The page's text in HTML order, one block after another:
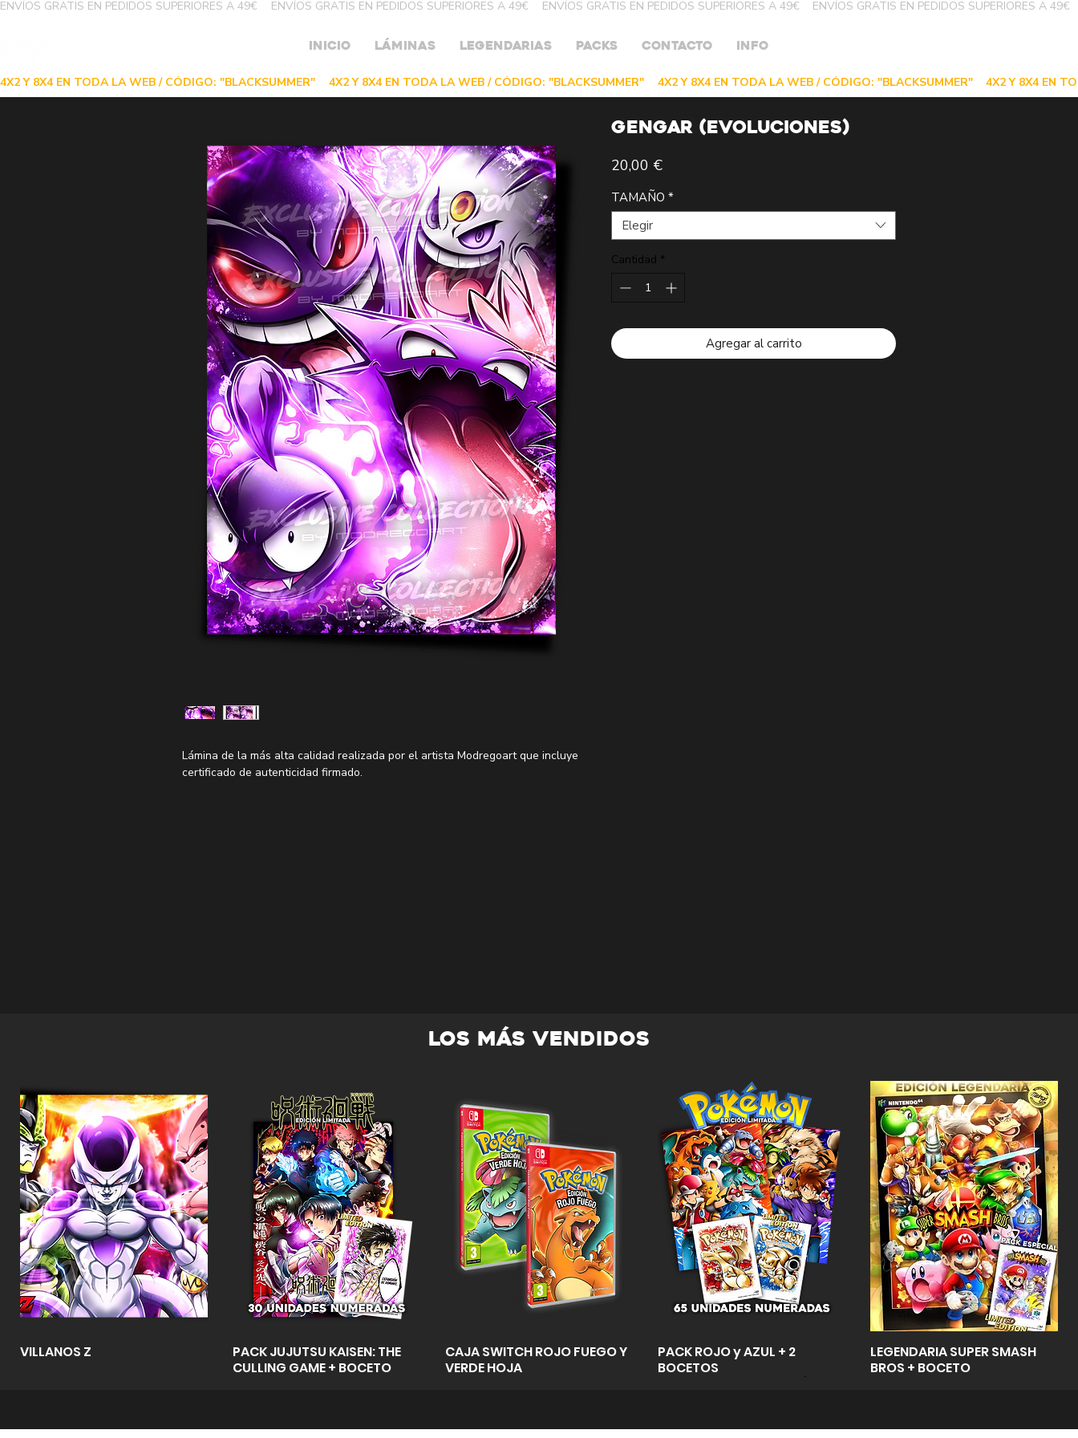
ENVÍOS GRATIS EN PEDIDOS SUPERIORES A 49€
INICIO LÁMINAS LEGENDARIAS PACKS CONTACTO INFO
4X2 Y 8X4 EN TODA LA WEB / CÓDIGO: "BLACKSUMMER"
LOS MÁS VENDIDOS
Vista rápida
VILLANOS Z Vista rápida
PACK JUJUTSU KAISEN: THE
CULLING GAME + BOCETO
Vista rápida
CAJA SWITCH ROJO FUEGO Y
VERDE HOJA
Vista rápida
PACK ROJO y AZUL + 2
BOCETOS
Vista rápida
LEGENDARIA SUPER SMASH
BROS + BOCETO
Lámina de la más alta calidad realizada por el artista Modregoart que incluye
certificado de autenticidad firmado.
GENGAR (EVOLUCIONES)
20,00 €Precio
TAMAÑO *
Elegir
Cantidad *
Agregar al carrito